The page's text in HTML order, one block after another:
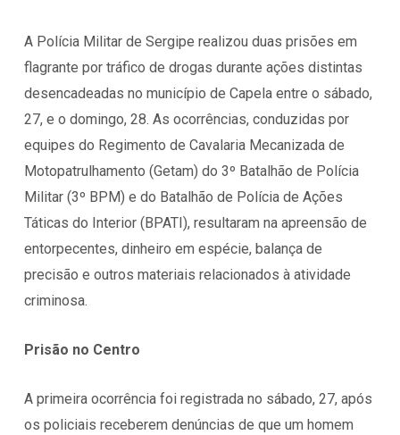
A Polícia Militar de Sergipe realizou duas prisões em
flagrante por tráfico de drogas durante ações distintas
desencadeadas no município de Capela entre o sábado,
27, e o domingo, 28. As ocorrências, conduzidas por
equipes do Regimento de Cavalaria Mecanizada de
Motopatrulhamento (Getam) do 3º Batalhão de Polícia
Militar (3º BPM) e do Batalhão de Polícia de Ações
Táticas do Interior (BPATI), resultaram na apreensão de
entorpecentes, dinheiro em espécie, balança de
precisão e outros materiais relacionados à atividade
criminosa.
Prisão no Centro
A primeira ocorrência foi registrada no sábado, 27, após
os policiais receberem denúncias de que um homem